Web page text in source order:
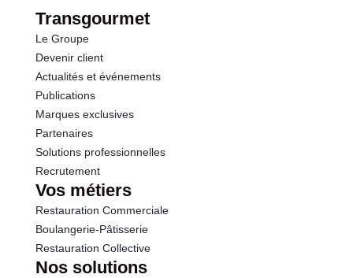
Sel
Transgourmet
Le Groupe
Devenir client
Actualités et événements
Publications
Marques exclusives
Partenaires
Solutions professionnelles
Recrutement
Vos métiers
Restauration Commerciale
Boulangerie-Pâtisserie
Restauration Collective
Nos solutions